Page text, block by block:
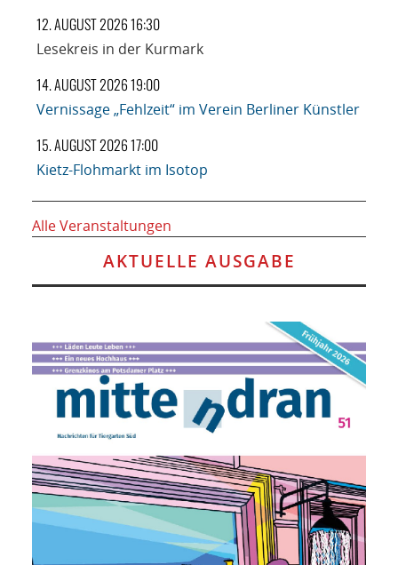
12. AUGUST 2026 16:30
Lesekreis in der Kurmark
14. AUGUST 2026 19:00
Vernissage „Fehlzeit“ im Verein Berliner Künstler
15. AUGUST 2026 17:00
Kietz-Flohmarkt im Isotop
Alle Veranstaltungen
AKTUELLE AUSGABE